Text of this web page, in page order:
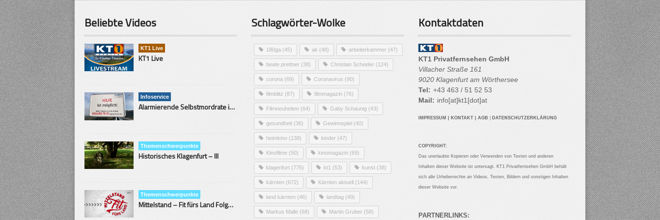
Beliebte Videos
KT1 Live
KT1 Live
Infoservice
Alarmierende Selbstmordrate in Kärnten
Themenschwerpunkte
Historisches Klagenfurt – III
Themenschwerpunkte
Mittelstand – Fit fürs Land Folge 9- Konditor
Schlagwörter-Wolke
180ga (45) ak (48) arbeiterkammer (47)
beate prettner (38) Christian Scheider (124)
corona (69) Coronavirus (90)
filmblitz (87) filmmagazin (76)
Filmneuheiten (64) Gaby Schaunig (43)
gesundheit (36) Gewinnspiel (40)
heimkino (138) kinder (47)
Kinofilme (50) kinomagazin (69)
klagenfurt (776) kt1 (53) kunst (38)
kärnten (672) Kärnten aktuell (144)
land kärnten (46) landtag (49)
Markus Malle (68) Martin Gruber (58)
Kontaktdaten
KT1 Privatfernsehen GmbH
Villacher Straße 161
9020 Klagenfurt am Wörthersee
Tel: +43 463 / 51 52 53
Mail: info[at]kt1[dot]at
IMPRESSUM KONTAKT AGB DATENSCHUTZERKLÄRUNG
COPYRIGHT:
Das unerlaubte Kopieren oder Verwenden von Texten und anderen
Inhalten dieser Website ist untersagt. KT1 Privatfernsehen GmbH behält
sich alle Urheberrechte an Videos, Texten, Bildern und sonstigen Inhalten
dieser Website vor.
PARTNERLINKS: